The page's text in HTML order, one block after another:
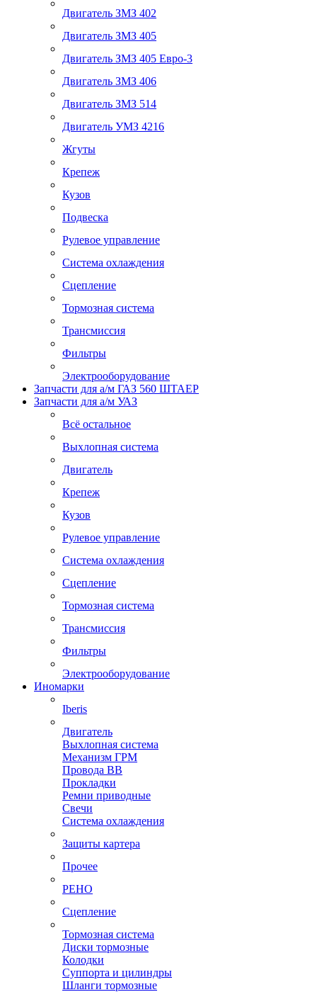
Двигатель ЗМЗ 402
Двигатель ЗМЗ 405
Двигатель ЗМЗ 405 Евро-3
Двигатель ЗМЗ 406
Двигатель ЗМЗ 514
Двигатель УМЗ 4216
Жгуты
Крепеж
Кузов
Подвеска
Рулевое управление
Система охлаждения
Сцепление
Тормозная система
Трансмиссия
Фильтры
Электрооборудование
Запчасти для а/м ГАЗ 560 ШТАЕР
Запчасти для а/м УАЗ
Всё остальное
Выхлопная система
Двигатель
Крепеж
Кузов
Рулевое управление
Система охлаждения
Сцепление
Тормозная система
Трансмиссия
Фильтры
Электрооборудование
Иномарки
Iberis
Двигатель
Выхлопная система
Механизм ГРМ
Провода ВВ
Прокладки
Ремни приводные
Свечи
Система охлаждения
Защиты картера
Прочее
РЕНО
Сцепление
Тормозная система
Диски тормозные
Колодки
Суппорта и цилиндры
Шланги тормозные